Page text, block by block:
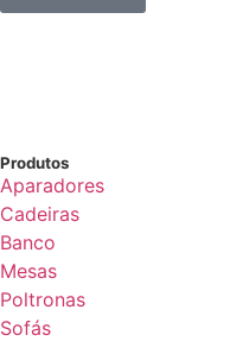
Produtos
Aparadores
Cadeiras
Banco
Mesas
Poltronas
Sofás